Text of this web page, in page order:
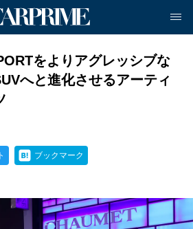
をよりアグレッシブな
へと進化させるアーティ
ブックマーク